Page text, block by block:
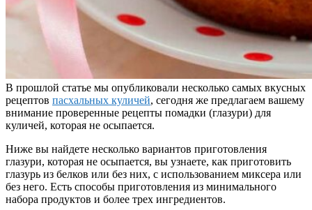
В прошлой статье мы опубликовали несколько самых вкусных
рецептов пасхальных куличей, сегодня же предлагаем вашему
внимание проверенные рецепты помадки (глазури) для
куличей, которая не осыпается.
Ниже вы найдете несколько вариантов приготовления
глазури, которая не осыпается, вы узнаете, как приготовить
глазурь из белков или без них, с использованием миксера или
без него. Есть способы приготовления из минимального
набора продуктов и более трех ингредиентов.